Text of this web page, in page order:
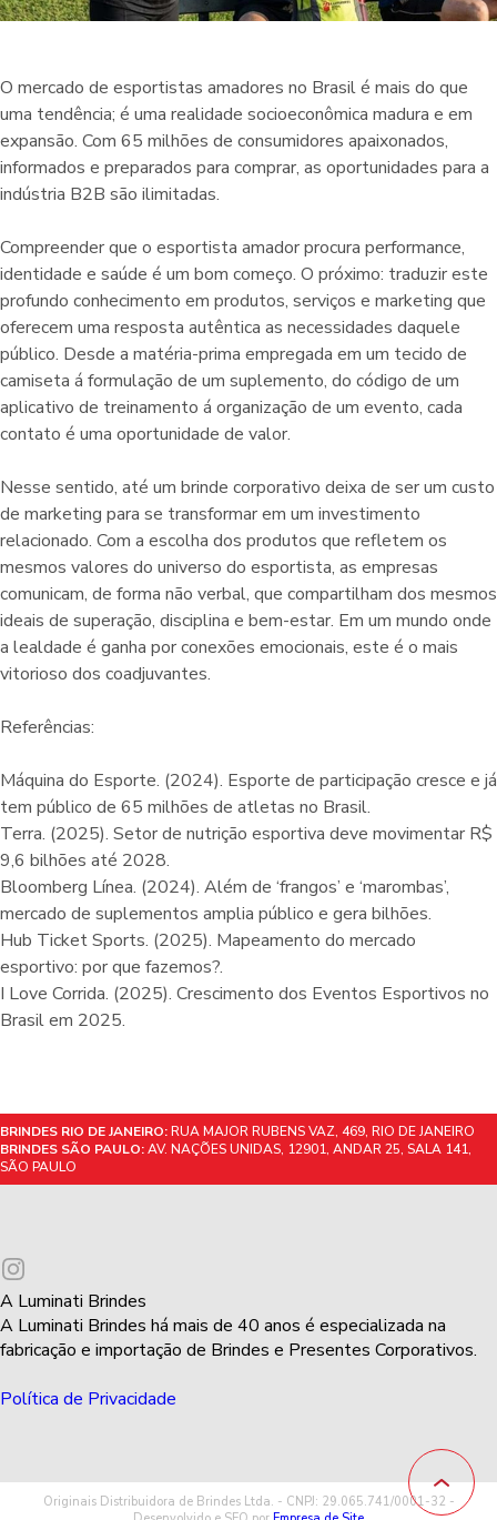
O mercado de esportistas amadores no Brasil é mais do que
uma tendência; é uma realidade socioeconômica madura e em
expansão. Com 65 milhões de consumidores apaixonados,
informados e preparados para comprar, as oportunidades para a
indústria B2B são ilimitadas.
Compreender que o esportista amador procura performance,
identidade e saúde é um bom começo. O próximo: traduzir este
profundo conhecimento em produtos, serviços e marketing que
oferecem uma resposta autêntica as necessidades daquele
público. Desde a matéria-prima empregada em um tecido de
camiseta á formulação de um suplemento, do código de um
aplicativo de treinamento á organização de um evento, cada
contato é uma oportunidade de valor.
Nesse sentido, até um brinde corporativo deixa de ser um custo
de marketing para se transformar em um investimento
relacionado. Com a escolha dos produtos que refletem os
mesmos valores do universo do esportista, as empresas
comunicam, de forma não verbal, que compartilham dos mesmos
ideais de superação, disciplina e bem-estar. Em um mundo onde
a lealdade é ganha por conexões emocionais, este é o mais
vitorioso dos coadjuvantes.
Referências:
Máquina do Esporte. (2024). Esporte de participação cresce e já
tem público de 65 milhões de atletas no Brasil.
Terra. (2025). Setor de nutrição esportiva deve movimentar R$
9,6 bilhões até 2028.
Bloomberg Línea. (2024). Além de ‘frangos’ e ‘marombas’,
mercado de suplementos amplia público e gera bilhões.
Hub Ticket Sports. (2025). Mapeamento do mercado
esportivo: por que fazemos?.
I Love Corrida. (2025). Crescimento dos Eventos Esportivos no
Brasil em 2025.
BRINDES RIO DE JANEIRO:RUA MAJOR RUBENS VAZ, 469, RIO DE JANEIRO
BRINDES SÃO PAULO:AV. NAÇÕES UNIDAS, 12901, ANDAR 25, SALA 141,
SÃO PAULO
A Luminati Brindes
A Luminati Brindes há mais de 40 anos é especializada na
fabricação e importação de Brindes e Presentes Corporativos.
Política de Privacidade
Originais Distribuidora de Brindes Ltda. - CNPJ: 29.065.741/0001-32 -